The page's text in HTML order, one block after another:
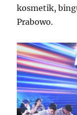
kosmetik,
Prabowo.